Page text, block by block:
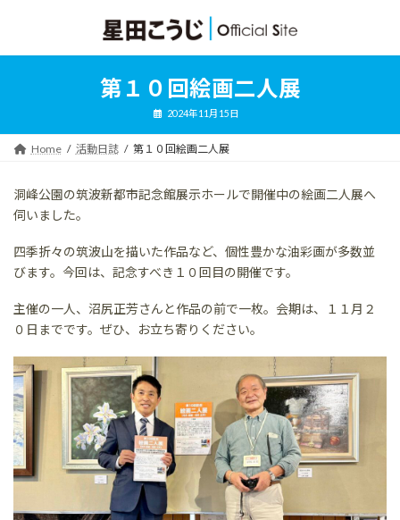
ン
ッ
ー
移
第１０回絵画二人展
2024年11月15日
Home 活動日誌 第１０回絵画二人展
洞峰公園の筑波新都市記念館展示ホールで開催中の絵画二人展へ
伺いました。
四季折々の筑波山を描いた作品など、個性豊かな油彩画が多数並
びます。今回は、記念すべき１０回目の開催です。
主催の一人、沼尻正芳さんと作品の前で一枚。会期は、１１月２
０日までです。ぜひ、お立ち寄りください。